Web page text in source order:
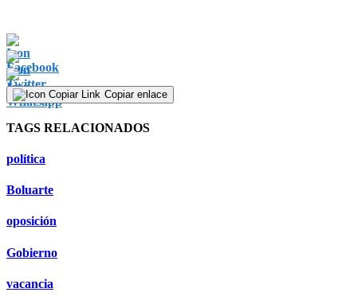
Copiar enlace
TAGS RELACIONADOS
política
Boluarte
oposición
Gobierno
vacancia